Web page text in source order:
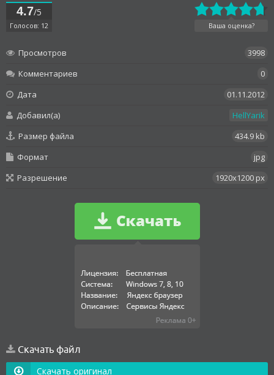
4.7/5
Голосов: 12 Ваша оценка?
Просмотров
3998
Комментариев
0
Дата
01.11.2012
Добавил(а)
HellYarik
Размер файла
434.9 kb
Формат
jpg
Разрешение
1920x1200 px
Скачать файл
Скачать оригинал